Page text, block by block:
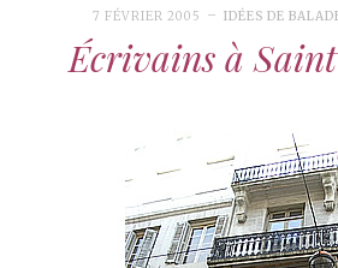
7 FÉVRIER 2005 IDÉES DE
Écrivains à